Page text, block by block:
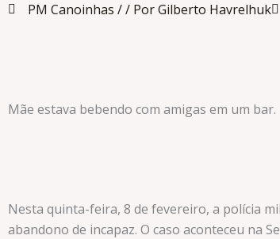
PM Canoinhas // Por Gilberto Havrelhuk
Mãe estava bebendo com amigas em um bar.
Nesta quinta-feira, 8 de fevereiro, a polícia
abandono de incapaz. O caso aconteceu na